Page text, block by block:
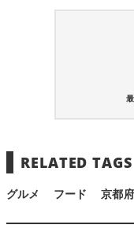
RELATED TAGS
グルメ フード 京都府